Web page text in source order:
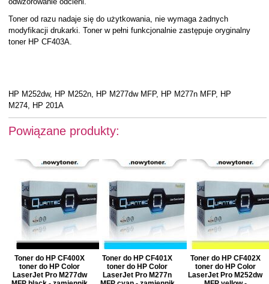
Toner od razu nadaje się do użytkowania, nie wymaga żadnych
modyfikacji drukarki. Toner w pełni funkcjonalnie zastępuje oryginalny
toner HP CF403A.
HP M252dw, HP M252n, HP M277dw MFP, HP M277n MFP, HP
M274, HP 201A
Powiązane produkty:
Toner do HP CF400X
toner do HP Color
LaserJet Pro M277dw
Toner do HP CF401X
toner do HP Color
LaserJet Pro M277n
Toner do HP CF402X
toner do HP Color
LaserJet Pro M252dw